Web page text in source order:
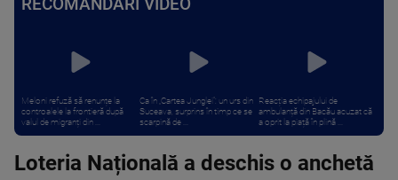
RECOMANDĂRI VIDEO
Meloni refuză să renunțe la
controalele la frontieră după
valul de migranți din ...
Ca în „Cartea Junglei”: un urs din
Suceava, surprins în timp ce se
scarpină de ...
Reacția echipajului de
ambulanță din Bacău acuzat că
a oprit la piață în plină ...
Loteria Națională a deschis o anchetă